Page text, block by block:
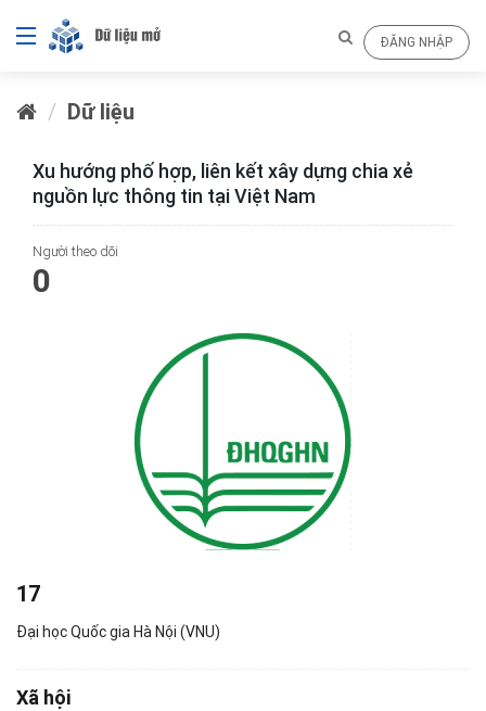
ĐĂNG NHẬP
Dữ liệu
Xu hướng phố hợp, liên kết xây dựng chia xẻ
nguồn lực thông tin tại Việt Nam
Người theo dõi
0
17
Đại học Quốc gia Hà Nội (VNU)
Xã hội